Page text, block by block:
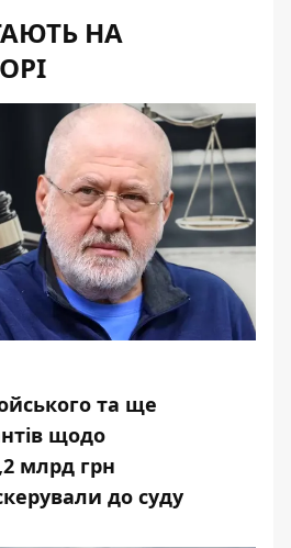
НА
та ще
щодо
млрд грн
до суду